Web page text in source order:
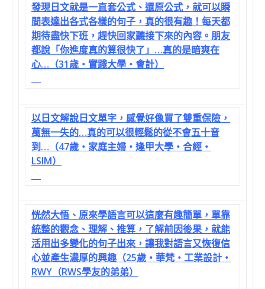
發現日文就是一直套公式、還原公式，就可以瞬
間表達出各式各樣的句子，真的很有趣！每天都
期待盡快下班，趕快回家聽接下來的內容。朋友
都說「你進度真的算很快了」…真的是暗爽在
心…（31歲‧實踐大學‧會計）
以日文解說日文單字，感覺好像買了雙重保險，
萬無一失的…真的可以很輕鬆的從不會五十音
到…（47歲‧家庭主婦‧逢甲大學‧合經‧
LSIM）
恍然大悟、原來學語言可以這麼有趣簡單，單靠
統整的觀念、理解、推算，了解前因後果，就能
活用出多變化的句子出來，讓我對語言又恢復信
心並產生濃厚的興趣（25歲‧華梵‧工業設計‧
RWY（RWS學友的弟弟）